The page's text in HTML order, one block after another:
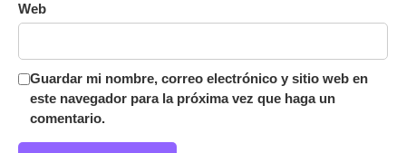
Web
Guardar mi nombre, correo electrónico y sitio web en
este navegador para la próxima vez que haga un
comentario.